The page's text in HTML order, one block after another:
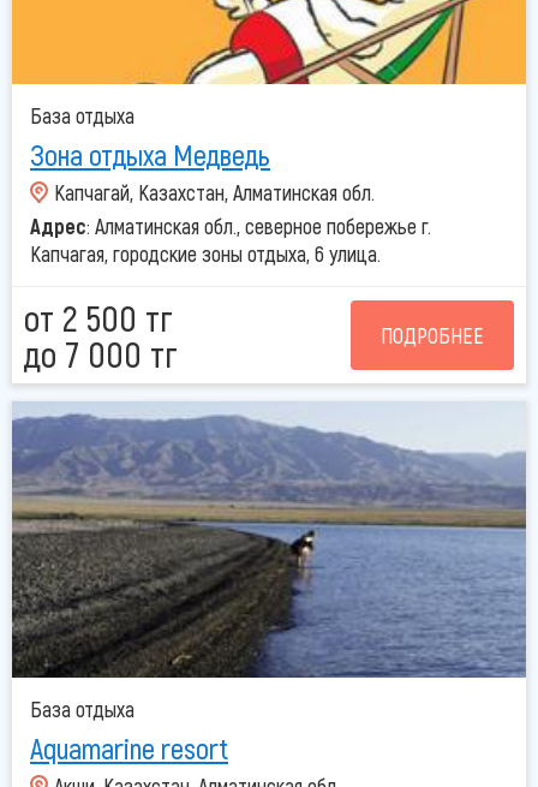
База отдыха
Зона отдыха Медведь
Капчагай, Казахстан, Алматинская обл.
Адрес: Алматинская обл., северное побережье г.
Капчагая, городские зоны отдыха, 6 улица.
от 2 500 тг
до 7 000 тг
ПОДРОБНЕЕ
База отдыха
Aquamarine resort